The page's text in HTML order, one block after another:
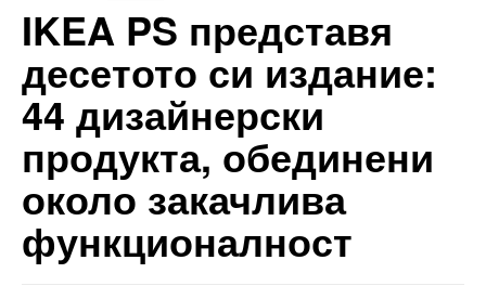
IKEA PS представя
десетото си издание:
44 дизайнерски
продукта, обединени
около закачлива
функционалност